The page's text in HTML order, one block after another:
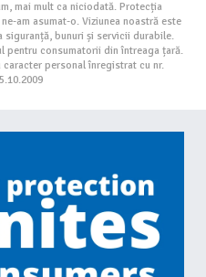
mai mult ca niciodată. Protecția
am asumat-o. Viziunea noastră este
siguranță, bunuri și servicii durabile.
pentru consumatorii din întreaga țară.
personal înregistrat cu nr.